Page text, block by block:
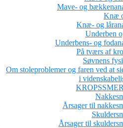
Mave- og
Knæ
Knæ- og
Underben
Underbens- og
På tværs af
Søvnens
Om stoleproblemer og faren ved at
i
Årsager til
Årsager til